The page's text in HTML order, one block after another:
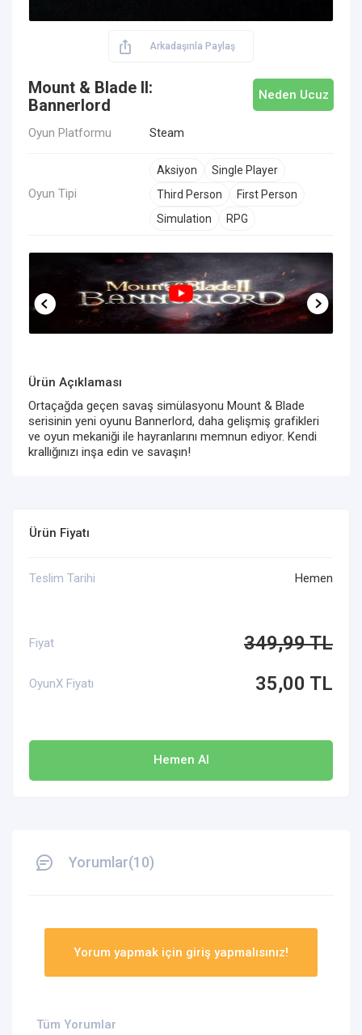
Arkadaşınla Paylaş
Neden Ucuz
Mount & Blade II:
Bannerlord
Oyun Platformu Steam
Oyun Tipi
Aksiyon
Single Player
Third Person
First Person
Simulation
RPG
Ürün Açıklaması
Ortaçağda geçen savaş simülasyonu Mount & Blade
serisinin yeni oyunu Bannerlord, daha gelişmiş grafikleri
ve oyun mekaniği ile hayranlarını memnun ediyor. Kendi
krallığınızı inşa edin ve savaşın!
Ürün Fiyatı
Teslim Tarihi Hemen
Fiyat 349,99 TL
OyunX Fiyatı 35,00 TL
Hemen Al
Yorumlar(10)
Yorum yapmak için giriş yapmalısınız!
Tüm Yorumlar